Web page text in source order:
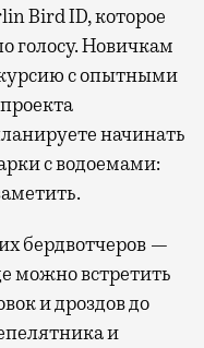
Bird ID, которое
голосу. Новичкам
с опытными
начинать
с водоемами:
бердвотчеров —
можно встретить
и дроздов до
и